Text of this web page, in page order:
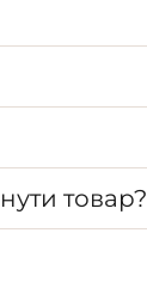
товар?